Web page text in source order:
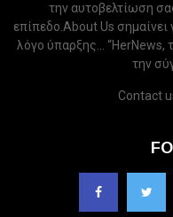
την αυτοβελτίωση
επίπεδο.About Us
λόγο ύπαρξης... “HerNews,
την
Contact